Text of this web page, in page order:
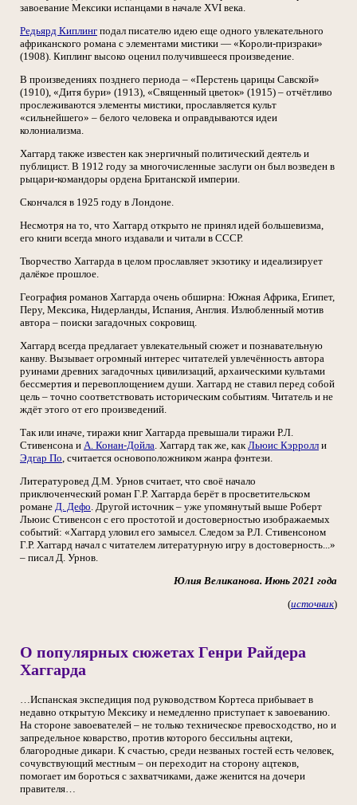
завоевание Мексики испанцами в начале XVI века.
Редьярд Киплинг подал писателю идею еще одного увлекательного
африканского романа с элементами мистики — «Короли-призраки»
(1908). Киплинг высоко оценил получившееся произведение.
В произведениях позднего периода – «Перстень царицы Савской»
(1910), «Дитя бури» (1913), «Священный цветок» (1915) – отчётливо
прослеживаются элементы мистики, прославляется культ
«сильнейшего» – белого человека и оправдываются идеи
колониализма.
Хаггард также известен как энергичный политический деятель и
публицист. В 1912 году за многочисленные заслуги он был возведен в
рыцари-командоры ордена Британской империи.
Скончался в 1925 году в Лондоне.
Несмотря на то, что Хаггард открыто не принял идей большевизма,
его книги всегда много издавали и читали в СССР.
Творчество Хаггарда в целом прославляет экзотику и идеализирует
далёкое прошлое.
География романов Хаггарда очень обширна: Южная Африка, Египет,
Перу, Мексика, Нидерланды, Испания, Англия. Излюбленный мотив
автора – поиски загадочных сокровищ.
Хаггард всегда предлагает увлекательный сюжет и познавательную
канву. Вызывает огромный интерес читателей увлечённость автора
руинами древних загадочных цивилизаций, архаическими культами
бессмертия и перевоплощением души. Хаггард не ставил перед собой
цель – точно соответствовать историческим событиям. Читатель и не
ждёт этого от его произведений.
Так или иначе, тиражи книг Хаггарда превышали тиражи Р.Л.
Стивенсона и А. Конан-Дойла. Хаггард так же, какЛьюис Кэрролл и
Эдгар По, считается основоположником жанра фэнтези.
Литературовед Д.М. Урнов считает, что своё начало
приключенческий роман Г.Р. Хаггарда берёт в просветительском
романе Д. Дефо. Другой источник – уже упомянутый выше Роберт
Льюис Стивенсон с его простотой и достоверностью изображаемых
событий: «Хаггард уловил его замысел. Следом за Р.Л. Стивенсоном
Г.Р. Хаггард начал с читателем литературную игру в достоверность...»
– писал Д. Урнов.
Юлия Великанова. Июнь 2021 года
(источник)
О популярных сюжетах Генри Райдера
Хаггарда
…Испанская экспедиция под руководством Кортеса прибывает в
недавно открытую Мексику и немедленно приступает к завоеванию.
На стороне завоевателей – не только техническое превосходство, но и
запредельное коварство, против которого бессильны ацтеки,
благородные дикари. К счастью, среди незваных гостей есть человек,
сочувствующий местным – он переходит на сторону ацтеков,
помогает им бороться с захватчиками, даже женится на дочери
правителя…